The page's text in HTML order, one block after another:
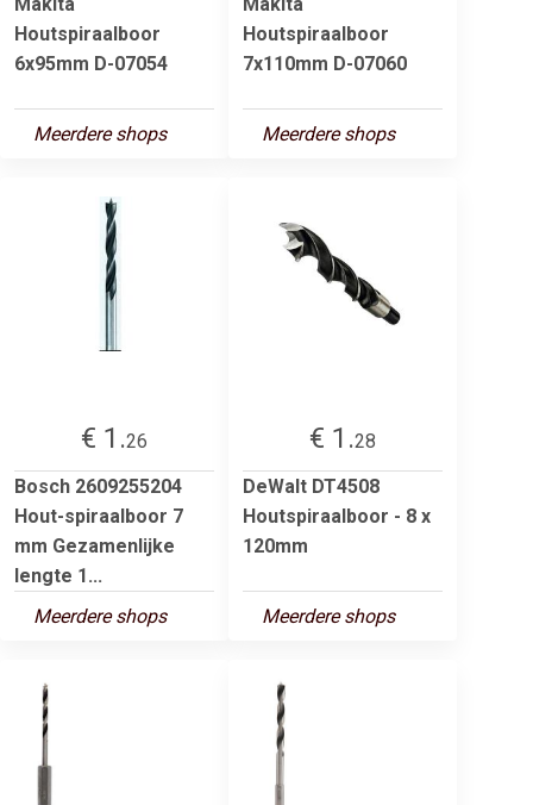
Houtspiraalboor
6x95mm D-07054
Meerdere shops
Houtspiraalboor
7x110mm D-07060
Meerdere shops
€ 1.26
Bosch 2609255204
Hout-spiraalboor 7
mm Gezamenlijke
lengte 1...
Meerdere shops
€ 1.28
DeWalt DT4508
Houtspiraalboor - 8 x
120mm
Meerdere shops